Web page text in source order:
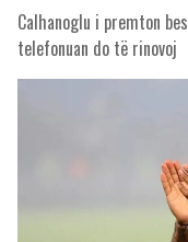
Calhanoglu i premton
telefonuan do të rinovoj